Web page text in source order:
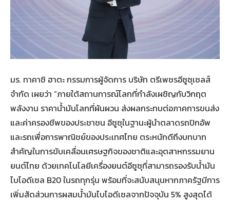
มร. ทาคาชิ ฮาตะ กรรมการผู้จัดการ บริษัท ตรีเพชรอีซูซุเซลส์
จำกัด เผยว่า “ภายใต้สถานการณ์โลกที่กำลังเผชิญกับวิกฤต
พลังงาน ราคาน้ำมันโลกที่ผันผวน ส่งผลกระทบต่อภาคการขนส่ง
และค่าครองชีพของประชาชน อีซูซุในฐานะผู้นำตลาดรถปิกอัพ
และรถเพื่อการพาณิชย์ของประเทศไทย ตระหนักดีถึงบทบาท
สำคัญในการขับเคลื่อนเศรษฐกิจของชาติและอุตสาหกรรมยาน
ยนต์ไทย ด้วยเทคโนโลยีเครื่องยนต์อีซูซุที่สามารถรองรับน้ำมัน
ไบโอดีเซล B20 ในรถทุกรุ่น พร้อมที่จะสนับสนุนหากภาครัฐมีการ
เพิ่มสัดส่วนการผสมน้ำมันไบโอดีเซลจากปัจจุบัน 5% สูงสุดได้